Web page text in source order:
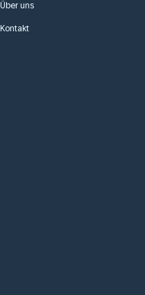
Über uns
Kontakt